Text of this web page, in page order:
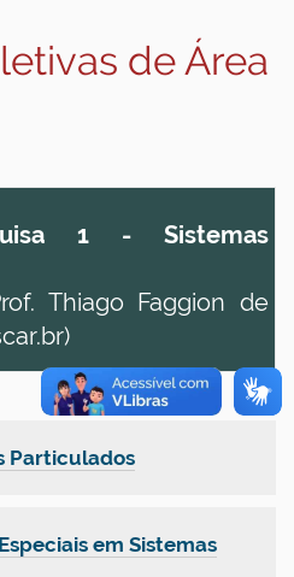
de Área
1 - Sistemas
Thiago Faggion de
Particulados
em Sistemas